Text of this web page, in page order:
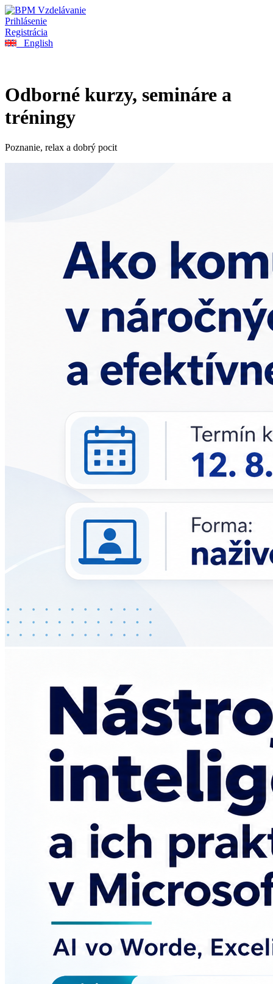
Prihlásenie
Registrácia
English
Odborné kurzy, semináre a
tréningy
Poznanie, relax a dobrý pocit